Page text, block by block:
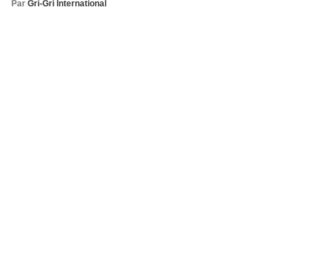
Par Gri-Gri International